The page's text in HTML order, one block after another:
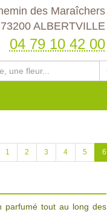
des Maraîchers
73200 ALBERTVILLE
04 79 10 42 00
1 2 3 4 5 6
parfumé tout au long des